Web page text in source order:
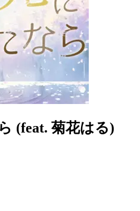
(feat. 菊花はる)